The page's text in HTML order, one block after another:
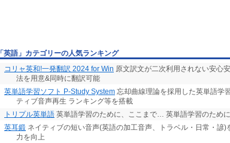
「英語」カテゴリーの人気ランキング
コリャ英和!一発翻訳 2024 for Win 原文訳文が二次利用されない安心
法を用意&同時に翻訳可能
英単語学習ソフト P-Study System 忘却曲線理論を採用した英単語学
ティブ音声再生 ランキング等を搭載
トリプル英単語 英単語学習のために、ここまで… 英単語学習のため
英耳鍛 ネイティブの短い音声(英語の加工音声、トラベル・日常・諺
力を向上